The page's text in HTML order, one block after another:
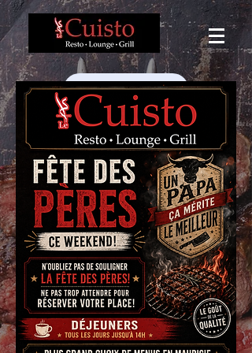
VISITE 360